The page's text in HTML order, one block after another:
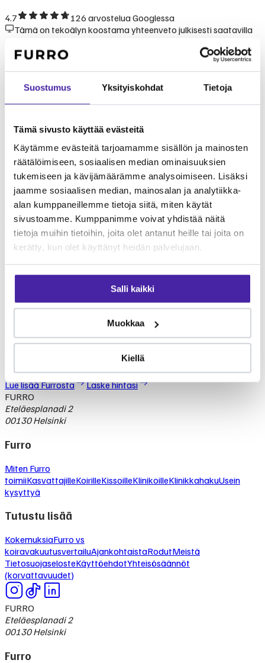
Suostumus Yksityiskohdat Tietoja
Tämä sivusto käyttää evästeitä
Käytämme evästeitä tarjoamamme sisällön ja mainosten
räätälöimiseen, sosiaalisen median ominaisuuksien
tukemiseen ja kävijämäärämme analysoimiseen. Lisäksi
jaamme sosiaalisen median, mainosalan ja analytiikka-
alan kumppaneillemme tietoja siitä, miten käytät
sivustoamme. Kumppanimme voivat yhdistää näitä
tietoja muihin tietoihin, joita olet antanut heille tai joita on
kerätty, kun olet käyttänyt heidän palvelujaan.
Salli kaikki
Muokkaa
Kiellä
4.7 126arvostelua Googlessa
Tämä on tekoälyn koostama yhteenveto julkisesti saatavilla
Kokemukset klinikasta Jokivet perustuvat lemmikinomistajien
kertomuksiin. Klinikka tunnetaan ammattitaitoisesta ja
välittävästä palvelusta. Furron yhteisömallissa Jokivet on
Jokivetpalvelut
Jokivet tarjoaa monipuolisia eläinlääkäripalveluita lemmikkien
terveydenhoitoon. Palvelut kattavat yleiseläinlääkinnän
perustutkimuksista erikoisempiin toimenpiteisiin. Tarkista
klinikan ajantasainen palveluvalikoima suoraan klinikalta. Furron
jäsenenä voit jakaa eläinlääkärikuluja yhteisön kesken.
Mikä Furro on?
Furro on vaihtoehto
lemmikkivakuutukselle
jolla turvaat koirasi tai kissasi keskimäärin puolet edullisemmin.
Lue lisää Furrosta
Laske hintasi
FURRO
Eteläesplanadi 2
00130 Helsinki
Furro
Miten Furro
toimiiKasvattajilleKoirilleKissoilleKlinikoilleKlinikkahakuUsein
kysyttyä
Tutustu lisää
KokemuksiaFurro vs
koiravakuutusvertailuAjankohtaistaRodutMeistä
TietosuojaselosteKäyttöehdotYhteisösäännöt
(korvattavuudet)
FURRO
Eteläesplanadi 2
00130 Helsinki
Furro